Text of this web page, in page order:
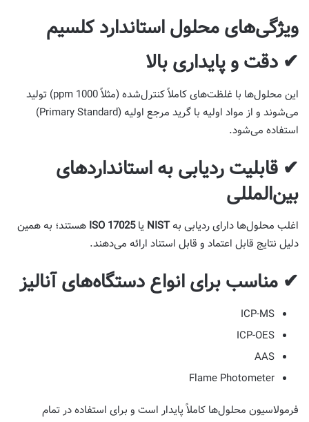
ویژگی‌های محلول استاندارد کلسیم
✔ دقت و پایداری بالا
این محلول‌ها با غلظت‌های کاملاً کنترل‌شده (مثلاً 1000 ppm) تولید
می‌شوند و از مواد اولیه با گرید مرجع اولیه (Primary Standard)
استفاده می‌شود.
✔ قابلیت ردیابی به استانداردهای
بین‌المللی
اغلب محلول‌ها دارای ردیابی بهNIST یاISO 17025 هستند؛ به همین
دلیل نتایج قابل اعتماد و قابل استناد ارائه می‌دهند.
✔ مناسب برای انواع دستگاه‌های آنالیز
ICP-MS
ICP-OES
AAS
Flame Photometer
فرمولاسیون محلول‌ها کاملاً پایدار است و برای استفاده در تمام